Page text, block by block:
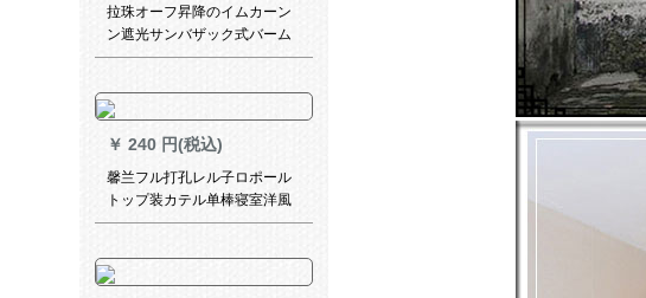
拉珠オーフ昇降のイムカーン
ン遮光サンバザック式バーム
防水トームレオダーダーダー
厚い水色
￥ 240 円(税込)
馨兰フル打孔レル子ロポール
トップ装カテル单棒寝室洋風
明軌ロマー棒水晶Ӣド象歯白